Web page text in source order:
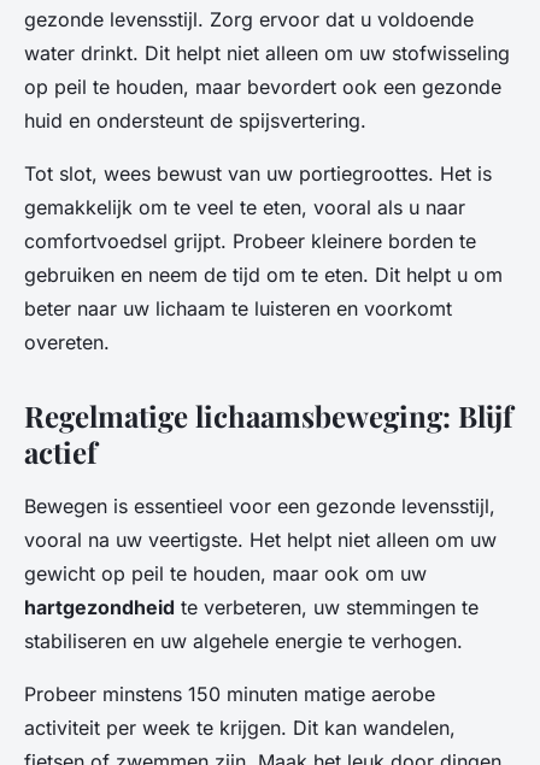
gezonde levensstijl. Zorg ervoor dat u voldoende
water drinkt. Dit helpt niet alleen om uw stofwisseling
op peil te houden, maar bevordert ook een gezonde
huid en ondersteunt de spijsvertering.
Tot slot, wees bewust van uw portiegroottes. Het is
gemakkelijk om te veel te eten, vooral als u naar
comfortvoedsel grijpt. Probeer kleinere borden te
gebruiken en neem de tijd om te eten. Dit helpt u om
beter naar uw lichaam te luisteren en voorkomt
overeten.
Regelmatige lichaamsbeweging: Blijf
actief
Bewegen is essentieel voor een gezonde levensstijl,
vooral na uw veertigste. Het helpt niet alleen om uw
gewicht op peil te houden, maar ook om uw
hartgezondheid te verbeteren, uw stemmingen te
stabiliseren en uw algehele energie te verhogen.
Probeer minstens 150 minuten matige aerobe
activiteit per week te krijgen. Dit kan wandelen,